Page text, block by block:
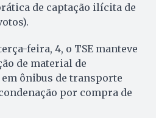
de captação ilícita de
feira, 4, o TSE manteve
de material de
ônibus de transporte
por compra de